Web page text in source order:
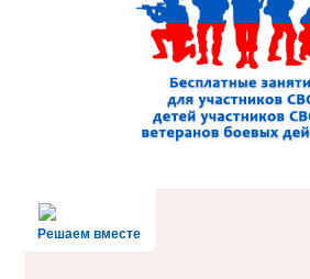
Решаем вместе